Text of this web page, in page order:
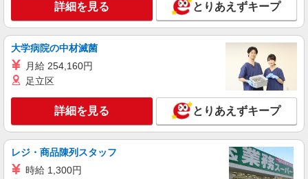
詳細を見る とりあえずキープ
大学病院の中材滅菌
月給 254,160円
足立区
詳細を見る とりあえずキープ
レジ・商品陳列スタッフ
時給 1,300円